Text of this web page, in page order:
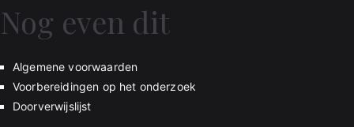
Nog even dit
Algemene voorwaarden
Voorbereidingen op het onderzoek
Doorverwijslijst